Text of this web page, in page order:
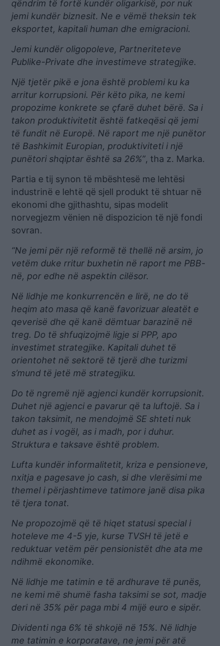
qëndrim të fortë kundër oligarkisë, por nuk
jemi kundër biznesit. Ne e vëmë theksin tek
eksportet, kapitali human dhe emigracioni.
Jemi kundër oligopoleve, Partneriteteve
Publike-Private dhe investimeve strategjike.
Një tjetër pikë e jona është problemi ku ka
arritur korrupsioni. Për këto pika, ne kemi
propozime konkrete se çfarë duhet bërë. Sa i
takon produktivitetit është fatkeqësi që jemi
të fundit në Europë. Në raport me një punëtor
të Bashkimit Europian, produktiviteti i një
punëtori shqiptar është sa 26%”, tha z. Marka.
Partia e tij synon të mbështesë me lehtësi
industrinë e lehtë që sjell produkt të shtuar në
ekonomi dhe gjithashtu, sipas modelit
norvegjezm vënien në dispozicion të një fondi
sovran.
“Ne jemi për një reformë të thellë në arsim, jo
vetëm duke rritur buxhetin në raport me PBB-
në, por edhe në aspektin cilësor.
Në lidhje me konkurrencën e lirë, ne do të
heqim ato masa që kanë favorizuar aleatët e
qeverisë dhe që kanë dëmtuar barazinë në
treg. Do të shfuqizojmë ligje si PPP, apo
investimet strategjike. Kapitali duhet të
orientohet në sektorë të tjerë dhe turizmi
s’mund të jetë më strategjiku.
Do të ngremë një agjenci kundër korrupsionit.
Duhet një agjenci e pavarur që ta luftojë. Sa i
takon taksimit, ne mendojmë SE shteti nuk
duhet as i vogël, as i madh, por i duhur.
Struktura e taksave është problem.
Lufta kundër informalitetit, kriza e pensioneve,
nxitja e pagesave jo cash, si dhe vlerësimi me
themel i përjashtimeve tatimore janë disa pika
të tjera tonat.
Ne propozojmë që të hiqet statusi special i
hoteleve me 4-5 yje, kurse TVSH të jetë e
reduktuar vetëm për pensionistët dhe ata me
ndihmë ekonomike.
Në lidhje me tatimin e të ardhurave të punës,
ne kemi më shumë fasha taksimi se sot, madje
deri në 35% për paga mbi 4 mijë euro e sipër.
Dividenti nga 6% të shkojë në 15%. Në lidhje
me tatimin e korporatave, ne jemi për atë